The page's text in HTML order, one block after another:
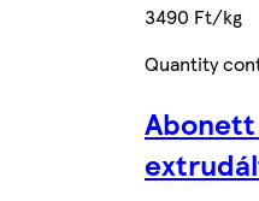
3490 Ft/kg
Quantity
Abonett